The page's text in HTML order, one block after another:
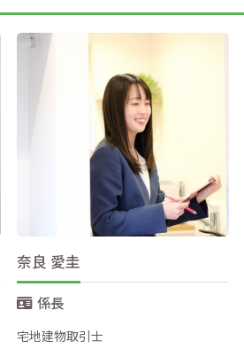
奈良 愛圭
係長
宅地建物取引士